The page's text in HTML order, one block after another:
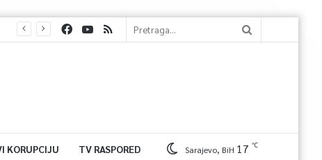
KORUPCIJU TV RASPORED Sarajevo, BiH 17 ℃